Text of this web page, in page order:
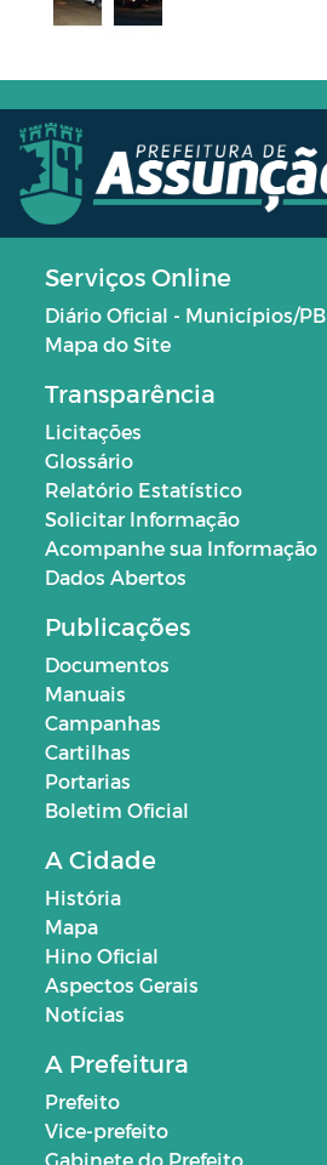
Serviços Online
Diário Oficial - Municípios/PB
Mapa do Site
Transparência
Licitações
Glossário
Relatório Estatístico
Solicitar Informação
Acompanhe sua Informação
Dados Abertos
Publicações
Documentos
Manuais
Campanhas
Cartilhas
Portarias
Boletim Oficial
A Cidade
História
Mapa
Hino Oficial
Aspectos Gerais
Notícias
A Prefeitura
Prefeito
Vice-prefeito
Gabinete do Prefeito